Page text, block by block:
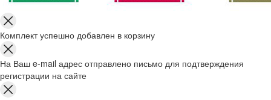
Комплект успешно добавлен в корзину
На Ваш e-mail адрес отправлено письмо для подтверждения
регистрации на сайте